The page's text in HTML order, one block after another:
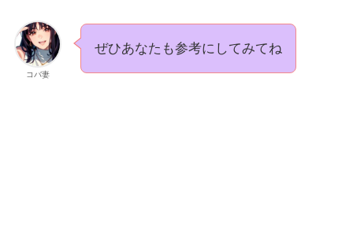
コバ妻
ぜひあなたも参考にしてみてね